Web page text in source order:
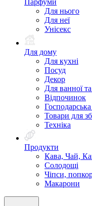
Парфуми
Для нього
Для неї
Унісекс
Для дому
Для кухні
Посуд
Декор
Для ванної
Відпочинок
Товари для
Техніка
Продукти
Кава, Чай,
Солодощі
Чіпси,
Макарони